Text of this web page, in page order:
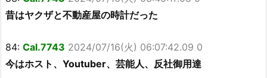
昔はヤクザと不動産屋の時計だった
84: Cal.7743 2024/07/16(火) 06:07:42.09 0
今はホスト、Youtuber、芸能人、反社御用達